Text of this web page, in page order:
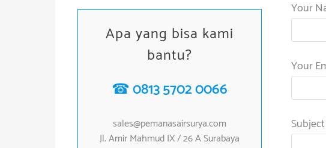
Apa yang bisa kami
bantu?
☎ 0813 5702 0066
sales@pemanasairsurya.com
Jl. Amir Mahmud IX / 26 A Surabaya
Your
Your
Subject